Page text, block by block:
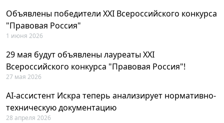
Объявлены победители XXI Всероссийского конкурса
"Правовая Россия"
1 июня 2026
29 мая будут объявлены лауреаты XXI
Всероссийского конкурса "Правовая Россия"!
27 мая 2026
AI-ассистент Искра теперь анализирует нормативно-
техническую документацию
28 апреля 2026